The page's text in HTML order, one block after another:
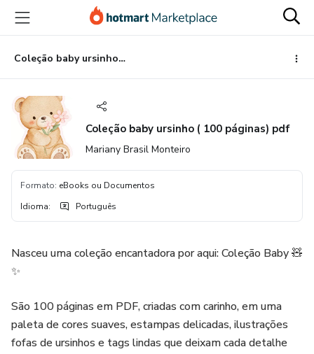
para
conteúdo
principal
para
pagamento
para
rodapé
Coleção baby ursinho ( 100 páginas) pdf
Coleção baby ursinho ( 100 páginas) pdf
Mariany Brasil Monteiro
Formato: eBooks ou Documentos
Idioma: Português
Nasceu uma coleção encantadora por aqui: Coleção Baby 🧸
✨
São 100 páginas em PDF, criadas com carinho, em uma
paleta de cores suaves, estampas delicadas, ilustrações
fofas de ursinhos e tags lindas que deixam cada detalhe